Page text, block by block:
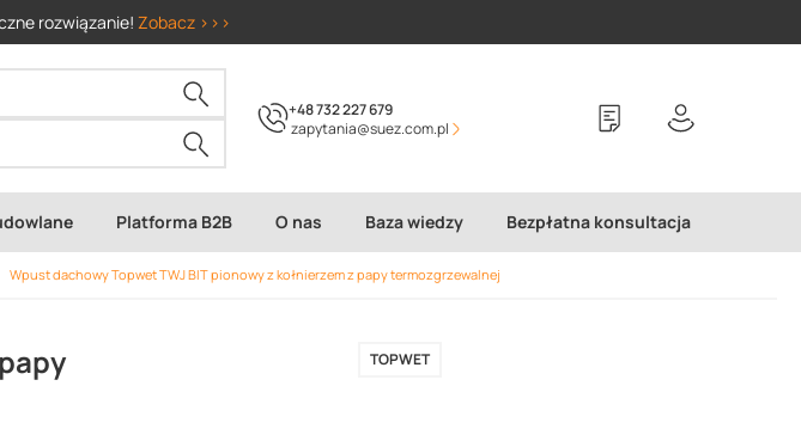
rozwiązanie! Zobacz >>>
+48 732 227 679
zapytania@suez.com.pl
Platforma B2B O nas Baza wiedzy Bezpłatna konsultacja
Wpust dachowy Topwet TWJ BIT pionowy z kołnierzem z papy termozgrzewalnej
TOPWET